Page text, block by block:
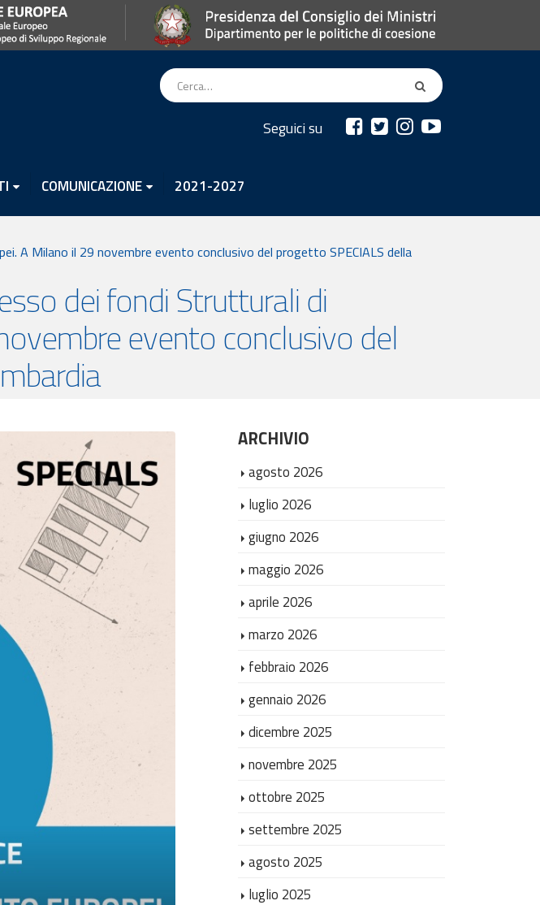
Seguici su
COMUNICAZIONE 2021-2027
A Milano il 29 novembre evento conclusivo del progetto SPECIALS della
dei fondi Strutturali di
evento conclusivo del
ARCHIVIO
agosto 2026
luglio 2026
giugno 2026
maggio 2026
aprile 2026
marzo 2026
febbraio 2026
gennaio 2026
dicembre 2025
novembre 2025
ottobre 2025
settembre 2025
agosto 2025
luglio 2025